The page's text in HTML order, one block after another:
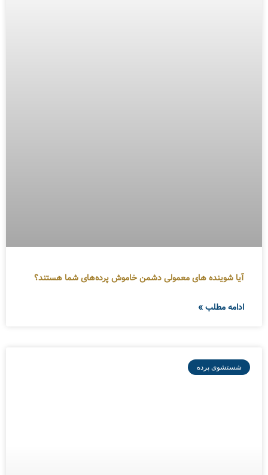
آیا شوینده های معمولی دشمن خاموش پرده‌های شما هستند؟
ادامه مطلب »
شستشوی پرده